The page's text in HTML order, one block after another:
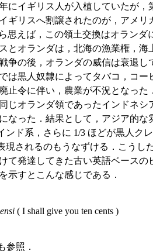
にイギリス人が入植していたが，
ギリスへ割譲されたのが，アメリ
思えば，この領土交換はオラン
とオランダは，北海の漁業権，
争の後，オランダの威信は衰退し
は黒人奴隷によってタバコ，コー
止令に伴い，農業が不況となっ
じオランダ領であったインドネ
なった．結果として，アジア的
ンド系，さらに 1/3 ほどが黒人ク
現されるのもうなずける．こう
て発達してきた古い英語ベースの
示すとこんな感じである．
( I shall give you ten cents )
参照．